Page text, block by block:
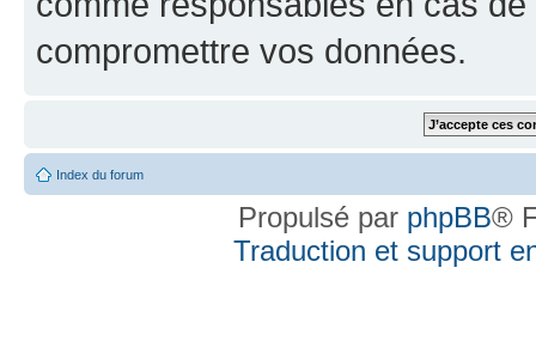
compromettre vos données.
Index du forum
Propulsé par phpBB®
Traduction et support